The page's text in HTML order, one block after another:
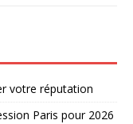
votre réputation
Paris pour 2026